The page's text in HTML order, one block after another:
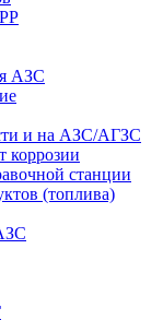
АЗС
и на АЗС/АГЗС
коррозии
станции
(топлива)